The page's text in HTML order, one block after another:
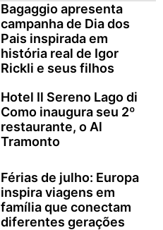
Bagaggio apresenta
campanha de Dia dos
Pais inspirada em
história real de Igor
Rickli e seus filhos
Hotel Il Sereno Lago di
Como inaugura seu 2º
restaurante, o Al
Tramonto
Férias de julho: Europa
inspira viagens em
família que conectam
diferentes gerações